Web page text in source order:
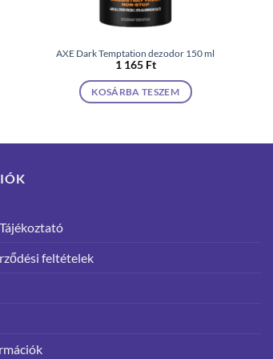
AXE Dark Temptation dezodor 150 ml
1 165 Ft
KOSÁRBA TESZEM
feltételek